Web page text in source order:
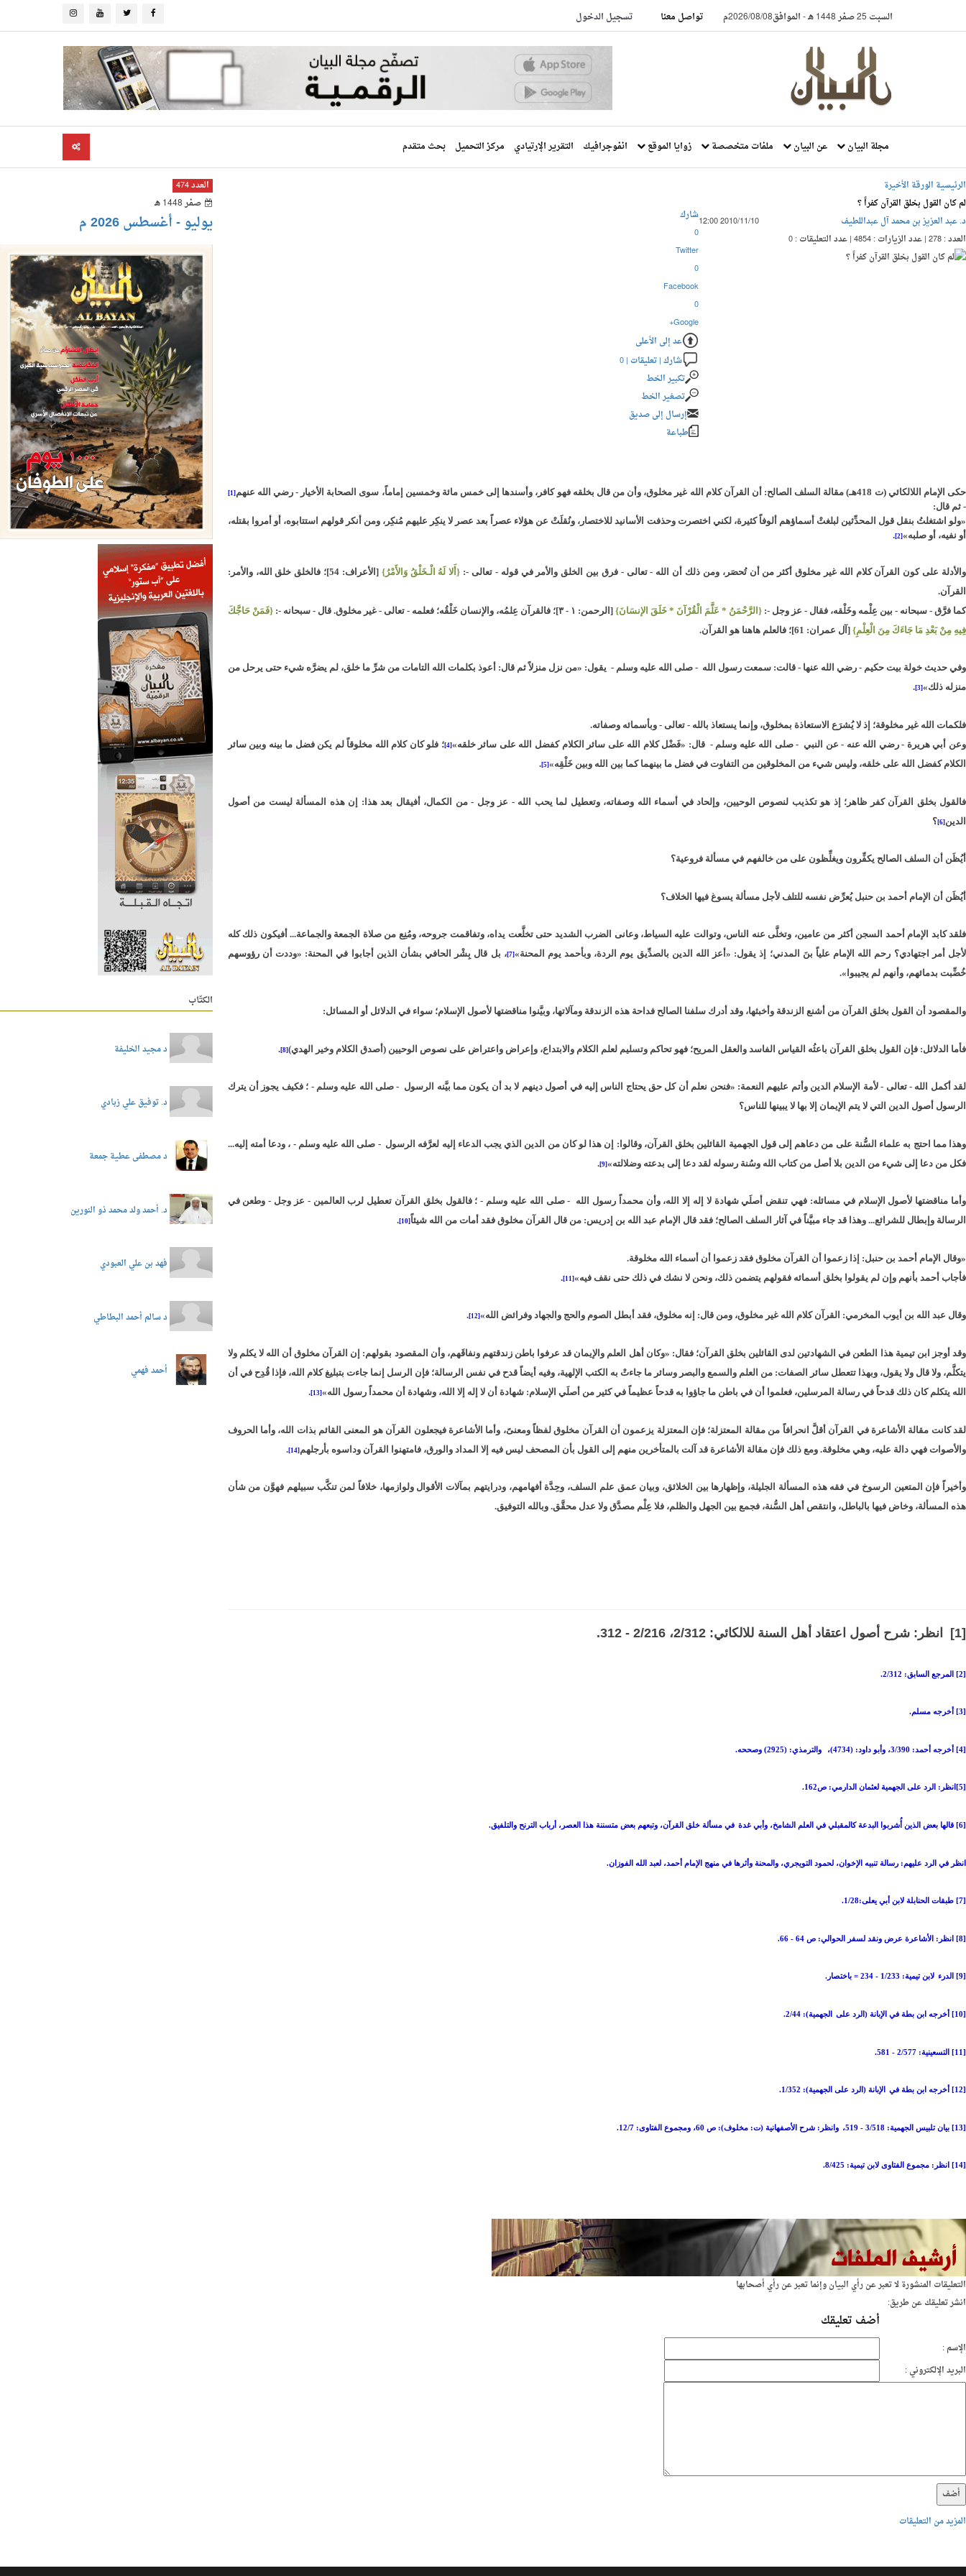
السبت 25 صفر 1448 هـ -الموافق2026/08/08م تواصل معنا تسجيل الدخول
مجلة البيان عن البيان ملفات متخصصة زوايا الموقع انفوجرافيك التقرير الإرتيادي مركز التحميل بحث متقدم
الرئيسية الورقة الأخيرة
لم كان القول بخلق القرآن كفراً ؟
د. عبد العزيز بن محمد آل عبداللطيف
2010/11/10 12:00
العدد : 278
|عدد الزيارات : 4854 |عدد التعليقات : 0
شارك
0
Twitter
0
Facebook
0
Google+
عد إلى الأعلى
شارك | تعليقات |0
تكبير الخط
تصغير الخط
إرسال إلى صديق
طباعة
حكى الإمام اللالكائي (ت 418هـ) مقالة السلف الصالح: أن القرآن كلام الله غير مخلوق، وأن من قال بخلقه فهو كافر، وأسندها إلى خمس مائة وخمسين إماماً، سوى الصحابة الأخيار - رضي الله عنهم [1]
- ثم قال:
«ولو اشتغلتُ بنقل قول المحدِّثين لبلغتْ أسماؤهم ألوفاً كثيرة، لكني اختصرت وحذفت الأسانيد للاختصار، ونُقلَتْ عن هؤلاء عصراً بعد عصر لا ينكِر عليهم مُنكِر، ومن أنكر قولهم استتابوه، أو أمروا بقتله،
أو نفيه، أو صلبه»[2]
.
والأدلة على كون القرآن كلام الله غير مخلوق أكثر من أن تُحصَر، ومن ذلك أن الله - تعالى - فرق بين الخلق والأمر في قوله - تعالى -: {أَلا لَهُ الْـخَلْقُ وَالأَمْرُ}
[الأعراف: 54]؛ فالخلق خلق الله، والأمر:
القرآن.
كما فرَّق - سبحانه - بين عِلْمه وخَلْقه، فقال - عز وجل -:{الرَّحْمَنُ * عَلَّمَ الْقُرْآنَ * خَلَقَ الإنسَانَ} [الرحمن: ١ - ٣]؛ فالقرآن عِلمُه، والإنسان خَلْقُه؛ فعلمه - تعالى - غير مخلوق. قال - سبحانه -:
{فَمَنْ حَاجَّكَ
فِيهِ مِنْ بَعْدِ مَا جَاءَكَ مِنَ الْعِلْمِ} [آل عمران: 61]؛ فالعلم هاهنا هو القرآن.
وفي حديث خولة بيت حكيم - رضي الله عنها - قالت: سمعت رسول الله - صلى الله عليه وسلم - يقول: «من نزل منزلاً ثم قال: أعوذ بكلمات الله التامات من شرِّ ما خلق، لم يضرَّه شيء حتى يرحل من
منزله ذلك»[3]
.
فلكمات الله غير مخلوقة؛ إذ لا يُشرَع الاستعاذة بمخلوق، وإنما يستعاذ بالله - تعالى - وبأسمائه وصفاته.
وعن أبي هريرة - رضي الله عنه - عن النبي - صلى الله عليه وسلم - قال: «فَضْل كلام الله على سائر الكلام كفضل الله على سائر خلقه»[4]
؛ فلو كان كلام الله مخلوقاً لم يكن فضل ما بينه وبين سائر
الكلام كفضل الله على خلقه، وليس شيء من المخلوقين من التفاوت في فضل ما بينهما كما بين الله وبين خَلْقِه»[5]
.
فالقول بخلق القرآن كفر ظاهر؛ إذ هو تكذيب لنصوص الوحيين، وإلحاد في أسماء الله وصفاته، وتعطيل لما يحب الله - عز وجل - من الكمال، أفيقال بعد هذا: إن هذه المسألة ليست من أصول
الدين [6] ؟
أيُظَن أن السلف الصالح يكفِّرون ويغلِّظون على من خالفهم في مسألة فروعية؟
أيُظَن أن الإمام أحمد بن حنبل يُعرِّض نفسه للتلف لأجل مسألة يسوغ فيها الخلاف؟
فلقد كابد الإمام أحمد السجن أكثر من عامين، وتخلَّى عنه الناس، وتوالت عليه السياط، وعانى الضرب الشديد حتى تخلَّعت يداه، وتفاقمت جروحه، ومُنِع من صلاة الجمعة والجماعة... أفيكون ذلك كله
لأجل أمر اجتهادي؟ رحم الله الإمام علياً بنَ المدني؛ إذ يقول: «أعز الله الدين بالصدِّيق يوم الردة، وبأحمد يوم المحنة»[7]
، بل قال بِشْر الحافي بشأن الذين أجابوا في المحنة: «وددت أن رؤوسهم
خُضِّبت بدمائهم، وأنهم لم يجيبوا».
والمقصود أن القول بخلق القرآن من أشنع الزندقة وأخبثها، وقد أدرك سلفنا الصالح فداحة هذه الزندقة ومآلاتها، وبيَّنوا مناقضتها لأصول الإسلام؛ سواء في الدلائل أو المسائل:
فأما الدلائل: فإن القول بخلق القرآن باعثُه القياس الفاسد والعقل المريح؛ فهو تحاكم وتسليم لعلم الكلام والابتداع، وإعراض واعتراض على نصوص الوحيين (أصدق الكلام وخير الهدي)[8]
.
لقد أكمل الله - تعالى - لأمة الإسلام الدين وأتم عليهم النعمة: «فنحن نعلم أن كل حق يحتاج الناس إليه في أصول دينهم لا بد أن يكون مما بيَّنه الرسول - صلى الله عليه وسلم - ؛ فكيف يجوز أن يترك
الرسول أصول الدين التي لا يتم الإيمان إلا بها لا يبينها للناس؟
وهذا مما احتج به علماء السُّنة على من دعاهم إلى قول الجهمية القائلين بخلق القرآن، وقالوا: إن هذا لو كان من الدين الذي يجب الدعاء إليه لعرَّفه الرسول - صلى الله عليه وسلم - ، ودعا أمته إليه...
فكل من دعا إلى شيء من الدين بلا أصل من كتاب الله وسُنة رسوله لقد دعا إلى بدعته وضلالته»[9]
.
وأما مناقضتها لأصول الإسلام في مسائله: فهي تنقض أصلَي شهادة لا إله إلا الله، وأن محمداً رسول الله - صلى الله عليه وسلم - ؛ فالقول بخلق القرآن تعطيل لرب العالمين - عز وجل - وطعن في
الرسالة وإبطال للشرائع... وهذا قد جاء مبيَّناً في آثار السلف الصالح؛ فقد قال الإمام عبد الله بن إدريس: من قال القرآن مخلوق فقد أمات من الله شيئاً [10]
.
«وقال الإمام أحمد بن حنبل: إذا زعموا أن القرآن مخلوق فقد زعموا أن أسماء الله مخلوقة.
فأجاب أحمد بأنهم وإن لم يقولوا بخلق أسمائه فقولهم يتضمن ذلك، ونحن لا نشك في ذلك حتى نقف فيه»[11]
.
وقال عبد الله بن أيوب المخرمي: القرآن كلام الله غير مخلوق، ومن قال: إنه مخلوق، فقد أبطل الصوم والحج والجهاد وفرائض الله»[12]
.
وقد أوجز ابن تيمية هذا الطعن في الشهادتين لدى القائلين بخلق القرآن؛ فقال: «وكان أهل العلم والإيمان قد عرفوا باطن زندقتهم ونفاقَهم، وأن المقصود بقولهم: إن القرآن مخلوق أن الله لا يكلم ولا
يتكلَّم، ولا قال ولا يقول، وبهذا تتعطل سائر الصفات: من العلم والسمع والبصر وسائر ما جاءتْ به الكتب الإلهية، وفيه أيضاً قدح في نفس الرسالة؛ فإن الرسل إنما جاءت بتبليغ كلام الله، فإذا قُدِح في أن
الله يتكلم كان ذلك قدحاً في رسالة المرسلين، فعلموا أن في باطن ما جاؤوا به قدحاً عظيماً في كثير من أصلَي الإسلام: شهادة أن لا إله إلا الله، وشهادة أن محمداً رسول الله»[13]
.
لقد كانت مقالة الأشاعرة في القرآن أقلَّ انحرافاً من مقالة المعتزلة؛ فإن المعتزلة يزعمون أن القرآن مخلوق لفظاً ومعنىً، وأما الأشاعرة فيجعلون القرآن هو المعنى القائم بذات الله، وأما الحروف
والأصوات فهي دالة عليه، وهي مخلوقة. ومع ذلك فإن مقالة الأشاعرة قد آلت بالمتأخرين منهم إلى القول بأن المصحف ليس فيه إلا المداد والورق، فامتهنوا القرآن وداسوه بأرجلهم [14]
.
وأخيراً فإن المتعين الرسوخ في فقه هذه المسألة الجليلة، وإظهارها بين الخلائق، وبيان عمق علم السلف، وحِدَّة أفهامهم، ودرايتهم بمآلات الأقوال ولوازمها، خلافاً لمن تنكَّب سبيلهم فهوَّن من شأن
هذه المسألة، وخاض فيها بالباطل، وانتقص أهل السُّنة، فجمع بين الجهل والظلم، فلا عِلْم مصدَّق ولا عدل محقَّق. وبالله التوفيق.
[1] انظر: شرح أصول اعتقاد أهل السنة للالكائي: 2/312، 2/216 - 312.
[2] المرجع السابق: 2/312.
[3] أخرجه مسلم.
[4] أخرجه أحمد: 3/390، وأبو داود: (4734)، والترمذي: (2925) وصححه.
[6] قالها بعض الذين أُشربوا البدعة كالمقبلي في العلم الشامخ، وأبي غدة في مسألة خلق القرآن، وتبعهم بعض متسننة هذا العصر، أرباب الترنح والتلفيق.
انظر في الرد عليهم: رسالة تنبيه الإخوان، لحمود التويجري، والمحنة وأثرها في منهج الإمام أحمد، لعبد الله الفوزان.
[7] طبقات الحنابلة لابن أبي يعلى:1/28.
[8] انظر: الأشاعرة عرض ونقد لسفر الحوالي: ص 64 - 66.
لابن تيمية: 1/233 - 234 = باختصار.
[10] أخرجه ابن بطة في الإبانة (الرد على الجهمية): 2/44.
[11] التسعينية: 2/577 - 581.
[12] أخرجه ابن بطة في الإبانة (الرد على الجهمية): 1/352.
[13] بيان تلبيس الجهمية: 3/518 - 519، وانظر: شرح الأصفهانية (ت: مخلوف): ص 60، ومجموع الفتاوى: 12/7.
التعليقات المنشورة لا تعبر عن رأي البيان وإنما تعبر عن رأي أصحابها
انشر تعليقك عن طريق:
أضف تعليقك
الإسم :
البريد الإلكتروني :
المزيد من التعليقات
العدد 474
صفر 1448 هـ
يوليو - أغسطس 2026 م
الكتّاب
د مجيد الخليفة
د. توفيق علي زبادي
د مصطفى عطية جمعة
د. أحمد ولد محمد ذو النورين
فهد بن علي العبودي
د سالم أحمد البطاطي
أحمد فهمي